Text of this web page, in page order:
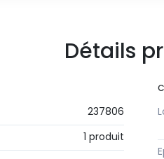
Détails
237806
1 produit